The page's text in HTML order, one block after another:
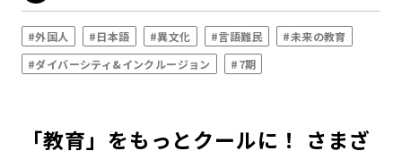
#外国人 #日本語 #異文化 #言語難民
#未来の教育
#ダイバーシティ&インクルージョン
#7期
「教育」をもっとクールに！ さまざ